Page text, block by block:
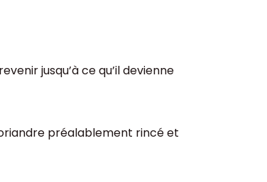
jusqu’à ce qu’il devienne
préalablement rincé et